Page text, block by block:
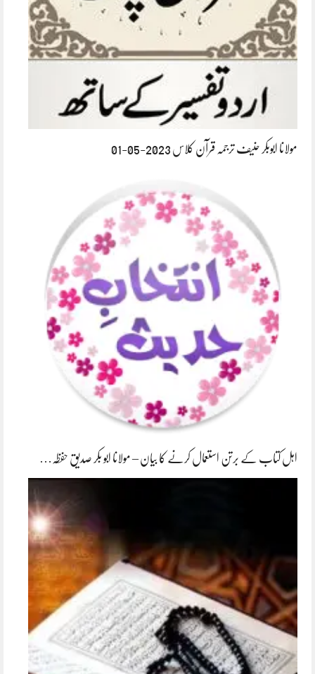
مولانا ابوبکر حنیف ترجمہ قرآن کلاس 2023-05-01
اہل کتاب کے برتن استعمال کرنے کا بیان – مولانا ابو بکر صدیق حفظہ…